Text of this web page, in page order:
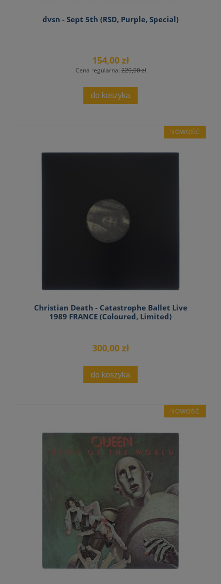
dvsn - Sept 5th (RSD, Purple, Special)
154,00 zł
Cena regularna:220,00 zł
do koszyka
Christian Death - Catastrophe Ballet Live
1989 FRANCE (Coloured, Limited)
300,00 zł
do koszyka
NOWOŚĆ
NOWOŚĆ